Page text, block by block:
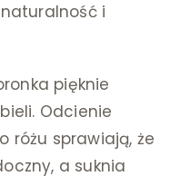
i
pięknie
Odcienie
różu sprawiają, że
a suknia